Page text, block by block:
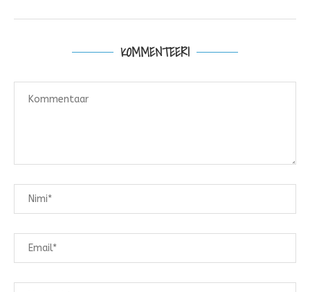
KOMMENTEERI